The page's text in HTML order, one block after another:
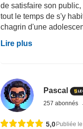
de satisfaire son
tout le temps de s'y
chagrin d'une
Lire plus
Pascal
257 abonnés
5,0 Publiée